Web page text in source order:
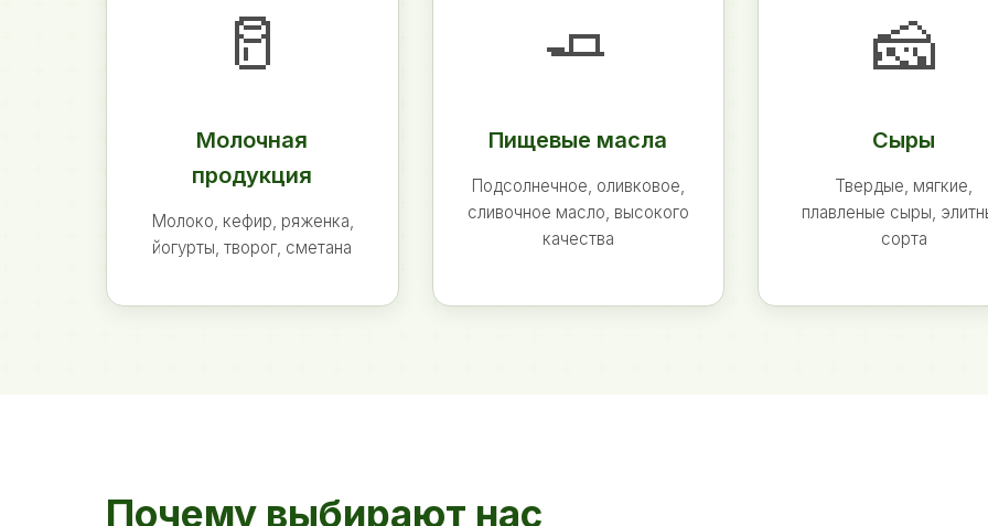
🥛
Молочная
продукция
Молоко, кефир, ряженка,
йогурты, творог, сметана
🧈
Пищевые масла
Подсолнечное, оливковое,
сливочное масло, высокого
качества
🧀
Сыры
Твердые, мягкие,
плавленые сыры,
сорта
Почему выбирают нас